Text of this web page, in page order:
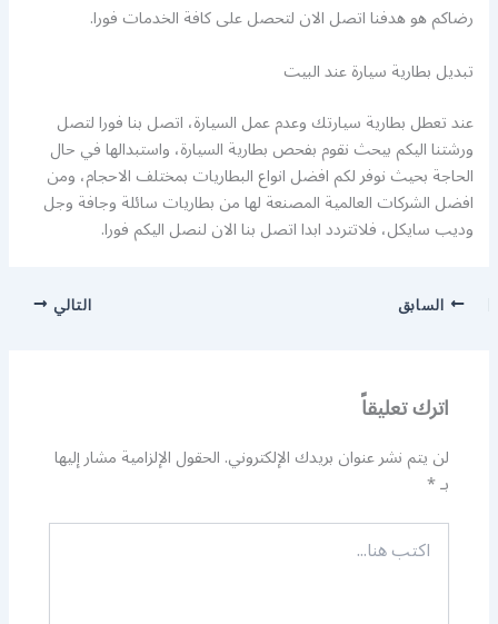
رضاكم هو هدفنا اتصل الان لتحصل على كافة الخدمات فورا.
تبديل بطارية سيارة عند البيت
عند تعطل بطارية سيارتك وعدم عمل السيارة، اتصل بنا فورا لتصل
ورشتنا اليكم بيحث نقوم بفحص بطارية السيارة، واستبدالها في حال
الحاجة بحيث نوفر لكم افضل انواع البطاريات بمختلف الاحجام، ومن
افضل الشركات العالمية المصنعة لها من بطاريات سائلة وجافة وجل
وديب سايكل، فلاتتردد ابدا اتصل بنا الان لنصل اليكم فورا.
السابق التالي
اترك تعليقاً
لن يتم نشر عنوان بريدك الإلكتروني.الحقول الإلزامية مشار إليها
بـ*
اكتب
هنا...